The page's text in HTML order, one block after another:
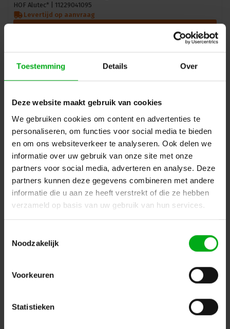
Toestemming Details Over
Deze website maakt gebruik van cookies
We gebruiken cookies om content en advertenties te
personaliseren, om functies voor social media te bieden
en om ons websiteverkeer te analyseren. Ook delen we
informatie over uw gebruik van onze site met onze
partners voor social media, adverteren en analyse. Deze
partners kunnen deze gegevens combineren met andere
informatie die u aan ze heeft verstrekt of die ze hebben
verzameld op basis van uw gebruik van hun services.
Noodzakelijk
Voorkeuren
Statistieken
HOF Alutec* | 11229041095
Levertijd op aanvraag
HOFKON | Truss | Dolly 150X60CM FOR 2X 290-2/3/4¬†
Levertijd op aanvraag